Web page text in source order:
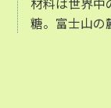
糖。富士山の